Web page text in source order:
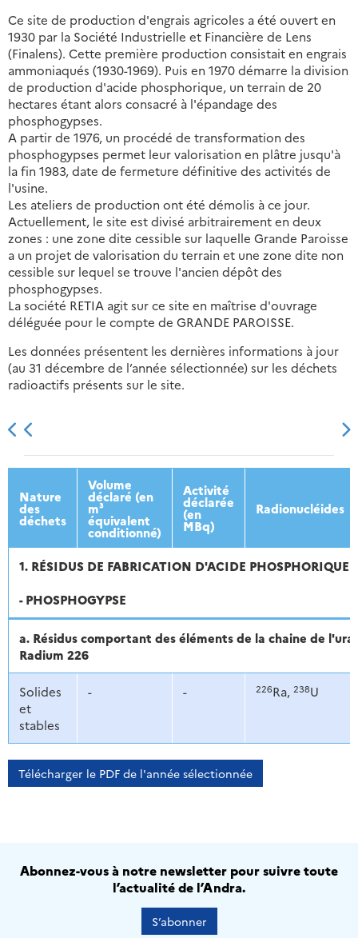
Ce site de production d'engrais agricoles a été ouvert en
1930 par la Société Industrielle et Financière de Lens
(Finalens). Cette première production consistait en engrais
ammoniaqués (1930-1969). Puis en 1970 démarre la division
de production d'acide phosphorique, un terrain de 20
hectares étant alors consacré à l'épandage des
phosphogypses.
A partir de 1976, un procédé de transformation des
phosphogypses permet leur valorisation en plâtre jusqu'à
la fin 1983, date de fermeture définitive des activités de
l'usine.
Les ateliers de production ont été démolis à ce jour.
Actuellement, le site est divisé arbitrairement en deux
zones : une zone dite cessible sur laquelle Grande Paroisse
a un projet de valorisation du terrain et une zone dite non
cessible sur lequel se trouve l'ancien dépôt des
phosphogypses.
La société RETIA agit sur ce site en maîtrise d'ouvrage
déléguée pour le compte de GRANDE PAROISSE.
Les données présentent les dernières informations à jour
(au 31 décembre de l’année sélectionnée) sur les déchets
radioactifs présents sur le site.
2013 2014 2015 2016
Nature
des
déchets
Volume
déclaré (en
m³
équivalent
conditionné)
Activité
déclarée
(en
MBq)
Radionucléides
1. RÉSIDUS DE FABRICATION D'ACIDE PHOSPHORIQUE
- PHOSPHOGYPSE
a. Résidus comportant des éléments de la chaine de
Radium 226
Solides
et
stables
- - 226Ra, 238U
Télécharger le PDF de l'année sélectionnée
Abonnez-vous à notre newsletter pour suivre toute
l’actualité de l’Andra.
S’abonner